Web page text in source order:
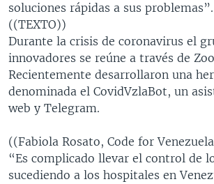
soluciones rápidas a sus problemas”.
((TEXTO))
Durante la crisis de coronavirus el
innovadores se reúne a través de
Recientemente desarrollaron una
denominada el CovidVzlaBot, un
web y Telegram.
((Fabiola Rosato, Code for
“Es complicado llevar el control de
sucediendo a los hospitales en